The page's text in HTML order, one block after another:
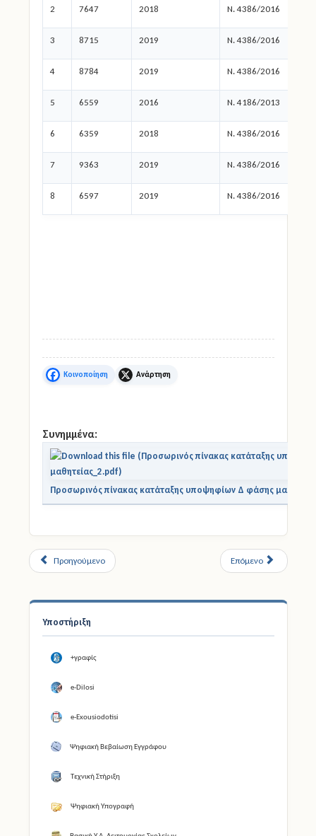
Υποστήριξη
+γραφίς
e-Dilosi
e-Exousiodotisi
Ψηφιακή Βεβαίωση Εγγράφου
Τεχνική Στήριξη
Ψηφιακή Υπογραφή
2 7647 2018 Ν. 4386/2016
3 8715 2019 Ν. 4386/2016
4 8784 2019 Ν. 4386/2016
5 6559 2016 Ν. 4186/2013
6 6359 2018 Ν. 4386/2016
7 9363 2019 Ν. 4386/2016
8 6597 2019 Ν. 4386/2016
Facebook X
Συνημμένα:
Προσωρινός πίνακας κατάταξης υποψηφίων Δ φάσης
Προηγούμενο Επόμενο